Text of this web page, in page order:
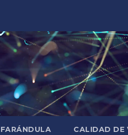
FARÁNDULA CALIDAD DE